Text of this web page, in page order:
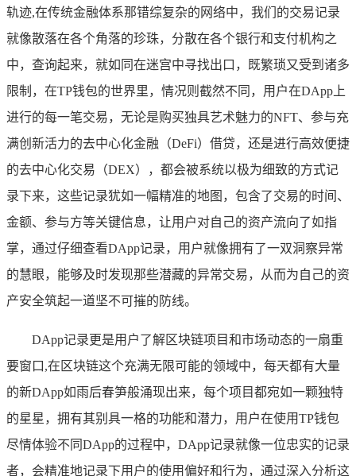
轨迹,在传统金融体系那错综复杂的网络中，我们的交易记录
就像散落在各个角落的珍珠，分散在各个银行和支付机构之
中，查询起来，就如同在迷宫中寻找出口，既繁琐又受到诸多
限制，在TP钱包的世界里，情况则截然不同，用户在DApp上
进行的每一笔交易，无论是购买独具艺术魅力的NFT、参与充
满创新活力的去中心化金融（DeFi）借贷，还是进行高效便捷
的去中心化交易（DEX），都会被系统以极为细致的方式记
录下来，这些记录犹如一幅精准的地图，包含了交易的时间、
金额、参与方等关键信息，让用户对自己的资产流向了如指
掌，通过仔细查看DApp记录，用户就像拥有了一双洞察异常
的慧眼，能够及时发现那些潜藏的异常交易，从而为自己的资
产安全筑起一道坚不可摧的防线。
DApp记录更是用户了解区块链项目和市场动态的一扇重
要窗口,在区块链这个充满无限可能的领域中，每天都有大量
的新DApp如雨后春笋般涌现出来，每个项目都宛如一颗独特
的星星，拥有其别具一格的功能和潜力，用户在使用TP钱包
尽情体验不同DApp的过程中，DApp记录就像一位忠实的记录
者，会精准地记录下用户的使用偏好和行为，通过深入分析这